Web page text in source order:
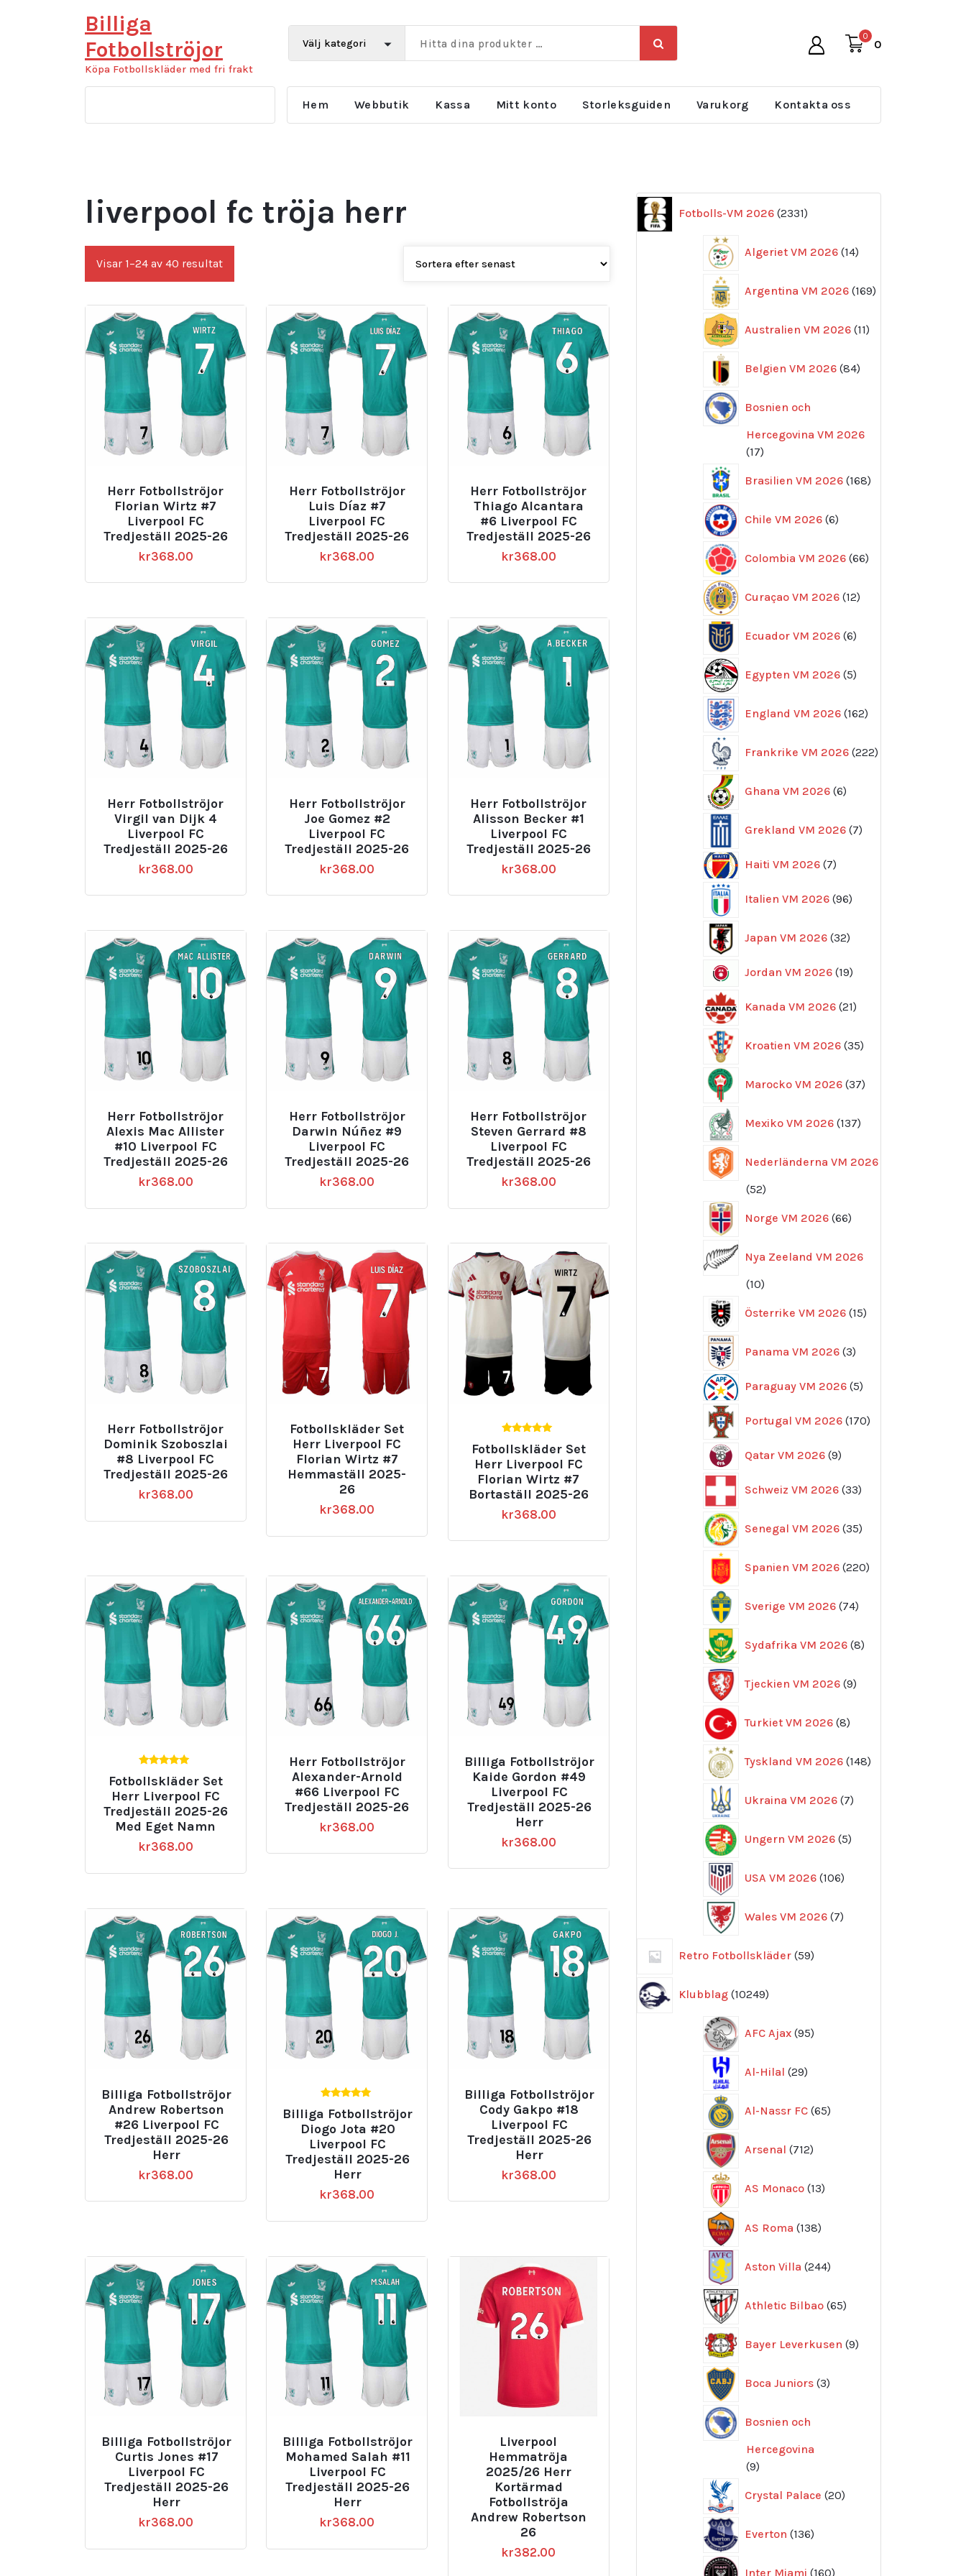
Billiga
Fotbollströjor
Köpa Fotbollskläder med fri frakt
0
0
Hem Webbutik Kassa Mitt konto Storleksguiden Varukorg Kontakta oss
liverpool fc tröja herr
Visar 1–24 av 40 resultatSortera
efter
Herr Fotbollströjor
Florian Wirtz #7
Liverpool FC
Tredjeställ 2025-26
kr368.00
Herr Fotbollströjor
Luis Díaz #7
Liverpool FC
Tredjeställ 2025-26
kr368.00
Herr Fotbollströjor
Thiago Alcantara
#6 Liverpool FC
Tredjeställ 2025-26
kr368.00
Herr Fotbollströjor
Virgil van Dijk 4
Liverpool FC
Tredjeställ 2025-26
kr368.00
Herr Fotbollströjor
Joe Gomez #2
Liverpool FC
Tredjeställ 2025-26
kr368.00
Herr Fotbollströjor
Alisson Becker #1
Liverpool FC
Tredjeställ 2025-26
kr368.00
Herr Fotbollströjor
Alexis Mac Allister
#10 Liverpool FC
Tredjeställ 2025-26
kr368.00
Herr Fotbollströjor
Darwin Núñez #9
Liverpool FC
Tredjeställ 2025-26
kr368.00
Herr Fotbollströjor
Steven Gerrard #8
Liverpool FC
Tredjeställ 2025-26
kr368.00
Herr Fotbollströjor
Dominik Szoboszlai
#8 Liverpool FC
Tredjeställ 2025-26
kr368.00
Fotbollskläder Set
Herr Liverpool FC
Florian Wirtz #7
Hemmaställ 2025-
26
kr368.00
av 5
Fotbollskläder Set
Herr Liverpool FC
Florian Wirtz #7
Bortaställ 2025-26
kr368.00
av 5
Fotbollskläder Set
Herr Liverpool FC
Tredjeställ 2025-26
Med Eget Namn
kr368.00
Herr Fotbollströjor
Alexander-Arnold
#66 Liverpool FC
Tredjeställ 2025-26
kr368.00
Billiga Fotbollströjor
Kaide Gordon #49
Liverpool FC
Tredjeställ 2025-26
Herr
kr368.00
Billiga Fotbollströjor
Andrew Robertson
#26 Liverpool FC
Tredjeställ 2025-26
Herr
kr368.00
av 5
Billiga Fotbollströjor
Diogo Jota #20
Liverpool FC
Tredjeställ 2025-26
Herr
kr368.00
Billiga Fotbollströjor
Cody Gakpo #18
Liverpool FC
Tredjeställ 2025-26
Herr
kr368.00
Billiga Fotbollströjor
Curtis Jones #17
Liverpool FC
Tredjeställ 2025-26
Herr
kr368.00
Billiga Fotbollströjor
Mohamed Salah #11
Liverpool FC
Tredjeställ 2025-26
Herr
kr368.00
Liverpool
Hemmatröja
2025/26 Herr
Kortärmad
Fotbollströja
Andrew Robertson
26
kr382.00
Fotbolls-VM 2026 2331
produkter
Algeriet VM 2026 14
produkter
Argentina VM 2026 169
produkter
Australien VM 2026 11
produkter
Belgien VM 2026 84
produkter
Bosnien och
Hercegovina VM 2026
1717
Brasilien VM 2026 168
produkter
Chile VM 2026 6
produkter
Colombia VM 2026 66
produkter
Curaçao VM 2026 12
produkter
Ecuador VM 2026 6
produkter
Egypten VM 2026 5
produkter
England VM 2026 162
produkter
Frankrike VM 2026 222
produkter
Ghana VM 2026 6
produkter
Grekland VM 2026 7
produkter
Haiti VM 2026 77
Italien VM 2026 96
produkter
Japan VM 2026 32
produkter
Jordan VM 2026 1919
Kanada VM 2026 21
produkter
Kroatien VM 2026 35
produkter
Marocko VM 2026 37
produkter
Mexiko VM 2026 137
produkter
Nederländerna VM 2026
5252
Norge VM 2026 66
produkter
Nya Zeeland VM 2026
1010
Österrike VM 2026 15
produkter
Panama VM 2026 3
produkter
Paraguay VM 2026 55
Portugal VM 2026 170
produkter
Qatar VM 2026 99
Schweiz VM 2026 33
produkter
Senegal VM 2026 35
produkter
Spanien VM 2026 220
produkter
Sverige VM 2026 74
produkter
Sydafrika VM 2026 8
produkter
Tjeckien VM 2026 9
produkter
Turkiet VM 2026 8
produkter
Tyskland VM 2026 148
produkter
Ukraina VM 2026 7
produkter
Ungern VM 2026 5
produkter
USA VM 2026 106
produkter
Wales VM 2026 7
produkter
Retro Fotbollskläder 59
produkter
Klubblag 10249
produkter
AFC Ajax 95
produkter
Al-Hilal 29
produkter
Al-Nassr FC 65
produkter
Arsenal 712
produkter
AS Monaco 13
produkter
AS Roma 138
produkter
Aston Villa 244
produkter
Athletic Bilbao 65
produkter
Bayer Leverkusen 9
produkter
Boca Juniors 3
produkter
Bosnien och
Hercegovina
99
Crystal Palace 20
produkter
Everton 136
produkter
Inter Miami 160